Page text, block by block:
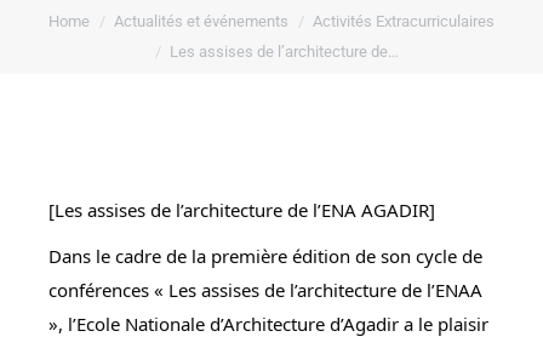
You are here:
Home Actualités et événements
Activités Extracurriculaires
Les assises de l’architecture de…
[Les assises de l’architecture de l’ENA AGADIR]
Dans le cadre de la première édition de son cycle de
conférences « Les assises de l’architecture de l’ENAA
», l’Ecole Nationale d’Architecture d’Agadir a le plaisir